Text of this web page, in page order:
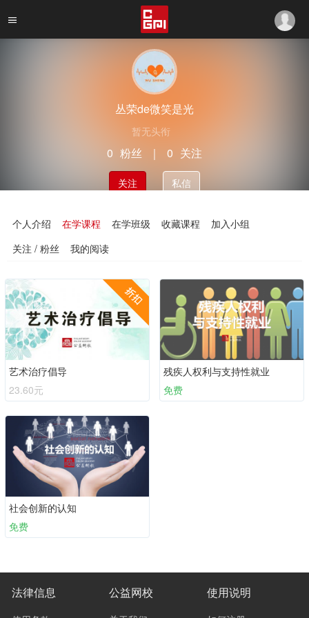
丛荣de微笑是光
暂无头衔
0 粉丝 ｜ 0 关注
关注 私信
个人介绍 在学课程 在学班级 收藏课程
加入小组
关注 / 粉丝
我的阅读
艺术治疗倡导
23.60元
残疾人权利与支持性就业
免费
社会创新的认知
免费
法律信息 公益网校 使用说明